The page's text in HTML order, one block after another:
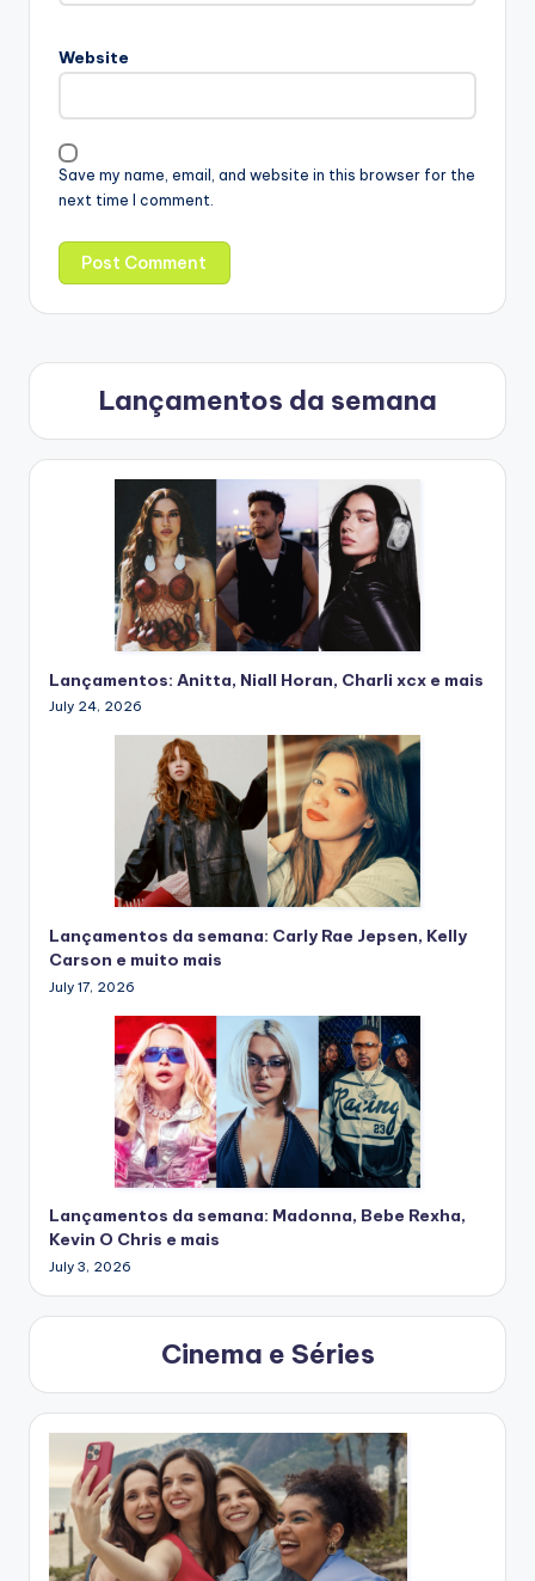
Website
Save my name, email, and website in this browser for the
next time I comment.
Lançamentos da semana
Lançamentos: Anitta, Niall Horan, Charli xcx e mais
July 24, 2026
Lançamentos da semana: Carly Rae Jepsen, Kelly
Carson e muito mais
July 17, 2026
Lançamentos da semana: Madonna, Bebe Rexha,
Kevin O Chris e mais
July 3, 2026
Cinema e Séries